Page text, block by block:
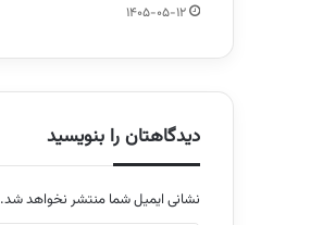
1405-05-12
دیدگاهتان را بنویسید
نشانی ایمیل شما منتشر نخواهد شد.